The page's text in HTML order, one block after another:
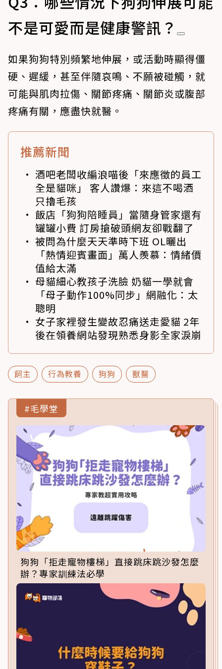
不是可愛而是健康警訊？
如果狗狗特別頻繁地伸展，或活動時顯得僵
硬、遲緩，甚至伴隨哀鳴、不願被碰觸，就
可能與肌肉拉傷、關節疼痛、關節炎或腹部
疼痛有關，應盡快就醫。
推薦新聞
酒吧老闆收編浪喵後「來應徵的員工
全是貓咪」 客人讚爆：來這不喝酒
只擼毛孩
飯店「狗狗陪睡員」當隨身管家還有
罐罐小費 訂房搶破頭網友卻戰翻了
被問為什麼天天準時下班 OL曬出
「熱情迎賓畫面」萬人羨慕：情緒價
值給太滿
母貓細心教孩子洗臉 奶貓一學就會
「母子動作100%同步」網融化：太
聰明
女子家裡發生變故忍痛送走愛貓 2年
後在領養網站發現熟悉身影全家淚崩
飼主 行為教養 狗狗 獸醫
#毛學堂
狗狗「拒走寵物樓梯」直接跳床跳沙發怎麼
辦？專家訓練法必學